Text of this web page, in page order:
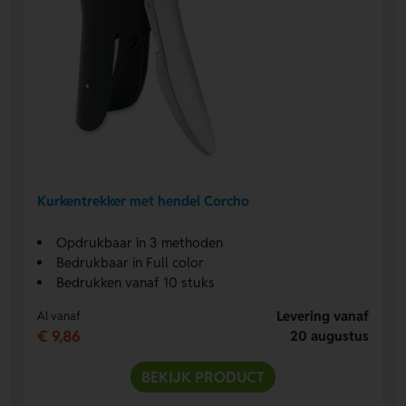
Kurkentrekker met hendel Corcho
Opdrukbaar in 3 methoden
Bedrukbaar in Full color
Bedrukken vanaf 10 stuks
Al vanaf
€ 9,86
Levering vanaf
20 augustus
BEKIJK PRODUCT